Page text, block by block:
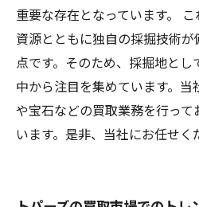
重要な存在となっています。
資源とともに独自の採掘技術
点です。そのため、採掘地と
中から注目を集めています。
や宝石などの買取業務を行って
います。是非、当社にお任せく